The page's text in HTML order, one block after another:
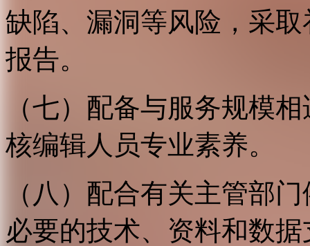
缺陷、漏洞等风险，采
报告。
（七）配备与服务规模
核编辑人员专业素养。
（八）配合有关主管部
必要的技术、资料和数